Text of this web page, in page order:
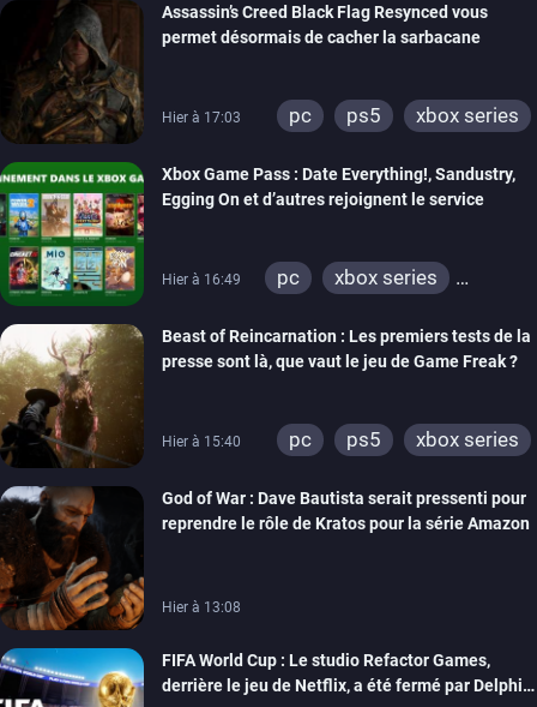
Assassin’s Creed Black Flag Resynced vous
permet désormais de cacher la sarbacane
Hier à 17:03 pc ps5 xbox series
Xbox Game Pass : Date Everything!, Sandustry,
Egging On et d’autres rejoignent le service
Hier à 16:49 pc
xbox series
Beast of Reincarnation : Les premiers tests de la
presse sont là, que vaut le jeu de Game Freak ?
Hier à 15:40 pc ps5 xbox series
God of War : Dave Bautista serait pressenti pour
reprendre le rôle de Kratos pour la série Amazon
Hier à 13:08
FIFA World Cup : Le studio Refactor Games,
derrière le jeu de Netflix, a été fermé par Delphi